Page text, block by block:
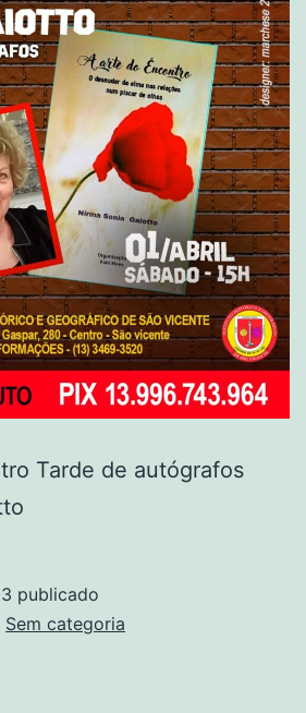
Tarde de autógrafos
publicado
Sem categoria